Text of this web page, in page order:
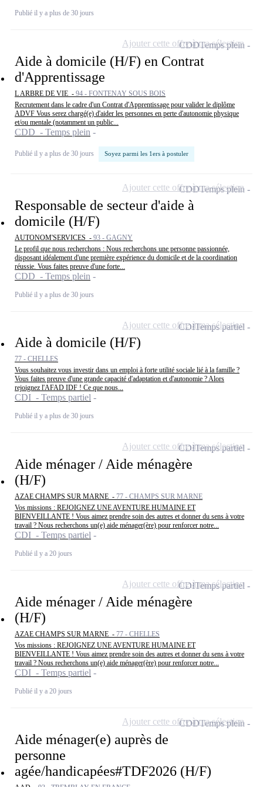
Publié il y a plus de 30 jours
Aide à domicile (H/F) en Contrat
d'Apprentissage
L ARBRE DE VIE - 94 - FONTENAY SOUS BOIS
Recrutement dans le cadre d'un Contrat d'Apprentissage pour valider le diplôme
ADVF Vous serez chargé(e) d'aider les personnes en perte d'autonomie physique
et/ou mentale (notamment un public...
CDD - Temps plein
Publié il y a plus de 30 jours Soyez parmi les 1ers à postuler
CDDTemps plein
Ajouter cette offre à ma sélection
Responsable de secteur d'aide à
domicile (H/F)
AUTONOM'SERVICES - 93 - GAGNY
Le profil que nous recherchons : Nous recherchons une personne passionnée,
disposant idéalement d'une première expérience du domicile et de la coordination
réussie. Vous faites preuve d'une forte...
CDD - Temps plein
Publié il y a plus de 30 jours
CDDTemps plein
Ajouter cette offre à ma sélection
Aide à domicile (H/F)
77 - CHELLES
Vous souhaitez vous investir dans un emploi à forte utilité sociale lié à la famille ?
Vous faites preuve d'une grande capacité d'adaptation et d'autonomie ? Alors
rejoignez l'AFAD IDF ! Ce que nous...
CDI - Temps partiel
Publié il y a plus de 30 jours
CDITemps partiel
Ajouter cette offre à ma sélection
Aide ménager / Aide ménagère
(H/F)
AZAE CHAMPS SUR MARNE - 77 - CHAMPS SUR MARNE
Vos missions : REJOIGNEZ UNE AVENTURE HUMAINE ET
BIENVEILLANTE ! Vous aimez prendre soin des autres et donner du sens à votre
travail ? Nous recherchons un(e) aide ménager(ère) pour renforcer notre...
CDI - Temps partiel
Publié il y a 20 jours
CDITemps partiel
Ajouter cette offre à ma sélection
Aide ménager / Aide ménagère
(H/F)
AZAE CHAMPS SUR MARNE - 77 - CHELLES
Vos missions : REJOIGNEZ UNE AVENTURE HUMAINE ET
BIENVEILLANTE ! Vous aimez prendre soin des autres et donner du sens à votre
travail ? Nous recherchons un(e) aide ménager(ère) pour renforcer notre...
CDI - Temps partiel
Publié il y a 20 jours
CDITemps partiel
Ajouter cette offre à ma sélection
Aide ménager(e) auprès de
personne
agée/handicapées#TDF2026 (H/F)
CDDTemps plein
Ajouter cette offre à ma sélection